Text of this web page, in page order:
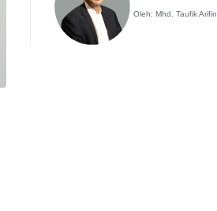
Oleh: Mhd. Taufik Arifin